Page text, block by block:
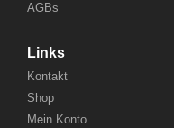
AGBs
Links
Kontakt
Shop
Mein Konto